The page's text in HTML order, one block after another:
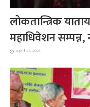
लोकतान्त्रिक
महाधिवेशन सम्पन्न,
April 25, 2025